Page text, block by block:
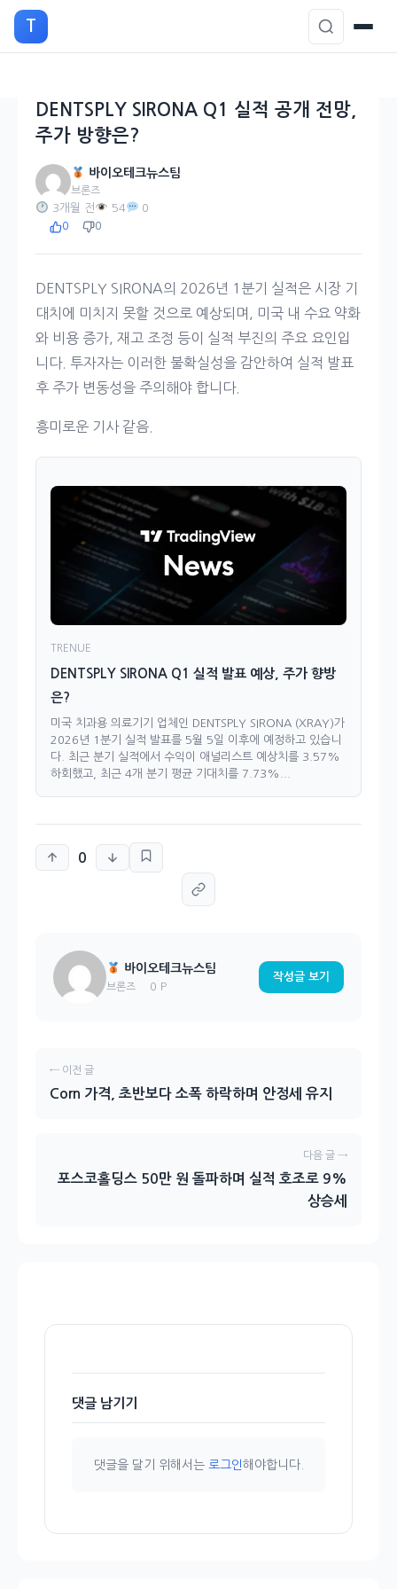
으
T
DENTSPLY SIRONA Q1 실적 공개 전망,
주가 방향은?
바이오테크뉴스팀
브론즈
3개월 전 54 0
0 0
DENTSPLY SIRONA의 2026년 1분기 실적은 시장 기
대치에 미치지 못할 것으로 예상되며, 미국 내 수요 약화
와 비용 증가, 재고 조정 등이 실적 부진의 주요 요인입
니다. 투자자는 이러한 불확실성을 감안하여 실적 발표
후 주가 변동성을 주의해야 합니다.
흥미로운 기사 같음.
TRENUE
DENTSPLY SIRONA Q1 실적 발표 예상, 주가 향방
은?
미국 치과용 의료기기 업체인 DENTSPLY SIRONA (XRAY)가
2026년 1분기 실적 발표를 5월 5일 이후에 예정하고 있습니
다. 최근 분기 실적에서 수익이 애널리스트 예상치를 3.57%
하회했고, 최근 4개 분기 평균 기대치를 7.73%...
0
바이오테크뉴스팀
브론즈 0 P
작성글 보기
← 이전 글
Corn 가격, 초반보다 소폭 하락하며 안정세 유지
다음 글 →
포스코홀딩스 50만 원 돌파하며 실적 호조로 9%
상승세
댓글 남기기
댓글을 달기 위해서는 로그인해야합니다.